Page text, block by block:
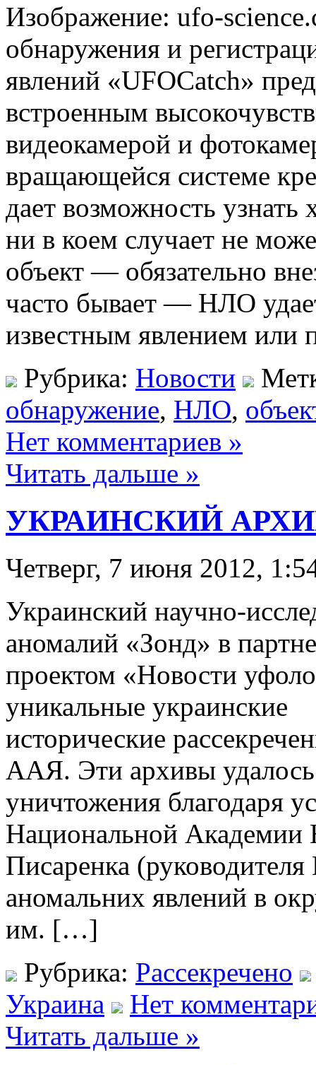
Изображение: ufo-
обнаружения и
явлений «UFOCatch»
встроенным
видеокамерой и
вращающейся системе
дает возможность узнать
ни в коем случает не
объект — обязательно
часто бывает — НЛО
известным явлением или
Рубрика: Новости
обнаружение, НЛО,
Нет комментариев »
Читать дальше »
УКРАИНСКИЙ
Четверг, 7 июня 2012,
Украинский научно-
аномалий «Зонд» в
проектом «Новости
уникальные украинские
исторические
ААЯ. Эти архивы удалось
уничтожения благодаря
Национальной Академии
Писаренка
аномальних явлений в
им. […]
Рубрика: Рассекречено
Украина
Нет
Читать дальше »